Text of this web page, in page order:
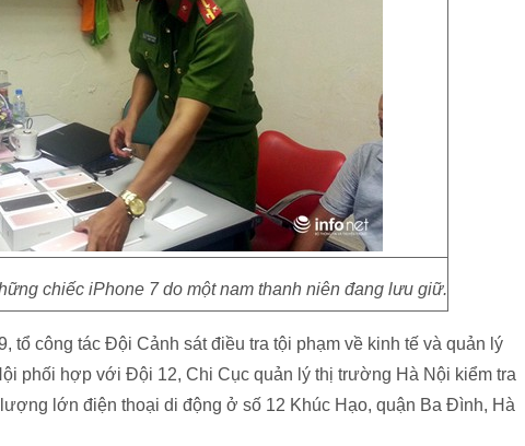
chiếc iPhone 7 do một nam thanh niên đang lưu giữ.
tổ công tác Đội Cảnh sát điều tra tội phạm về kinh tế và quản lý
phối hợp với Đội 12, Chi Cục quản lý thị trường Hà Nội kiểm tra
lớn điện thoại di động ở số 12 Khúc Hạo, quận Ba Đình, Hà